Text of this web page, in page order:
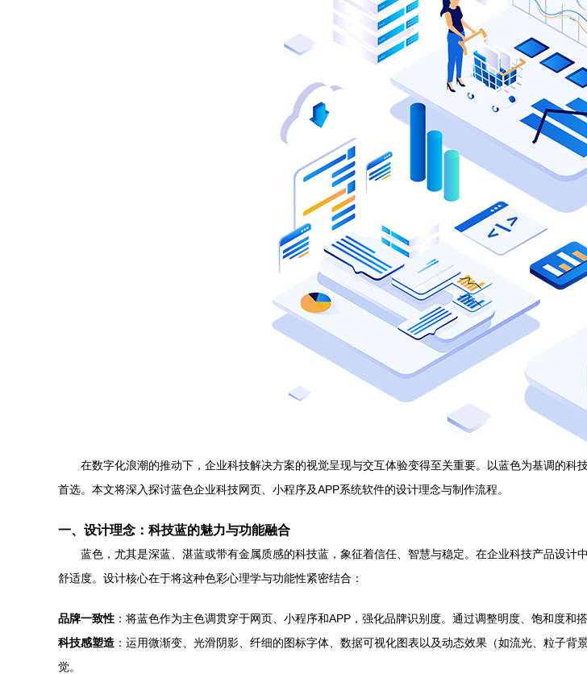
在数字化浪潮的推动下，企业科技解决方案的视觉呈现与交互体验变得至关重要。以蓝色为基调的
首选。本文将深入探讨蓝色企业科技网页、小程序及APP系统软件的设计理念与制作流程。
一、设计理念：科技蓝的魅力与功能融合
蓝色，尤其是深蓝、湛蓝或带有金属质感的科技蓝，象征着信任、智慧与稳定。在企业科技产品设
舒适度。设计核心在于将这种色彩心理学与功能性紧密结合：
品牌一致性 ：将蓝色作为主色调贯穿于网页、小程序和APP，强化品牌识别度。通过调整明度、饱和度
科技感塑造 ：运用微渐变、光滑阴影、纤细的图标字体、数据可视化图表以及动态效果（如流光、粒子
觉。